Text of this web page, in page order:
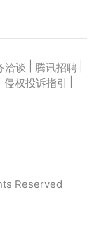
洽谈 腾讯招聘
侵权投诉指引
Reserved